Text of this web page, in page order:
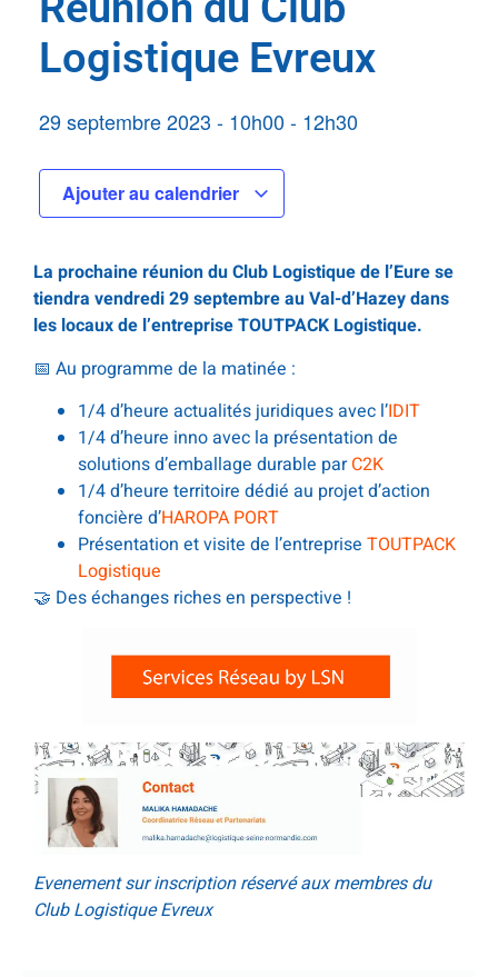
Logistique Evreux
29 septembre 2023 - 10h00- 12h30
Ajouter au calendrier
La prochaine réunion du Club Logistique de l’Eure se
tiendra vendredi 29 septembre au Val-d’Hazey dans
les locaux de l’entreprise TOUTPACK Logistique.
📅 Au programme de la matinée :
1/4 d’heure actualités juridiques avec l’IDIT
1/4 d’heure inno avec la présentation de
solutions d’emballage durable parC2K
1/4 d’heure territoire dédié au projet d’action
foncière d’HAROPA PORT
Présentation et visite de l’entreprise TOUTPACK
Logistique
🤝 Des échanges riches en perspective !
Evenement sur inscription réservé aux membres du
Club Logistique Evreux